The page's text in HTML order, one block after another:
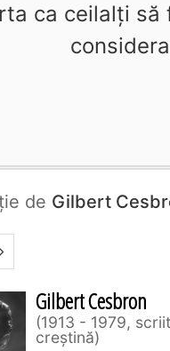
ca ceilalţi să
de Gilbert
Gilbert Cesbron
1913 - 1979,
creștină